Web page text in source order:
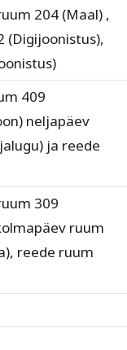
204 (Maal) ,
(Digijoonistus),
409
neljapäev
ja reede
309
ruum
reede ruum